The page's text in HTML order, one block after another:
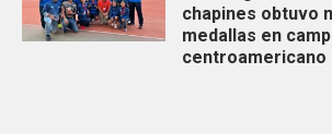
chapines obtuvo
medallas en
centroamericano